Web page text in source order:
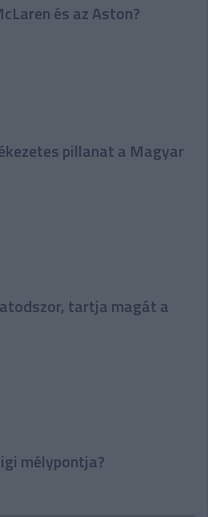
és az Aston?
pillanat a Magyar
tartja magát a
mélypontja?